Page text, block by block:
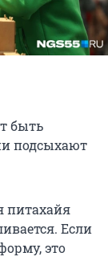
быть
подсыхают
питахайя
Если
это